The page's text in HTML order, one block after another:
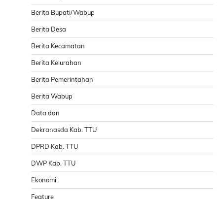
Berita Bupati/Wabup
Berita Desa
Berita Kecamatan
Berita Kelurahan
Berita Pemerintahan
Berita Wabup
Data dan
Dekranasda Kab. TTU
DPRD Kab. TTU
DWP Kab. TTU
Ekonomi
Feature